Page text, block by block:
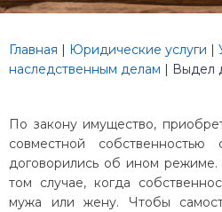
Главная | Юридические услуги |
наследственным делам | Выдел
По закону имущество,
совместной
договорились об ином
том случае, когда
мужа или жену. Чтобы